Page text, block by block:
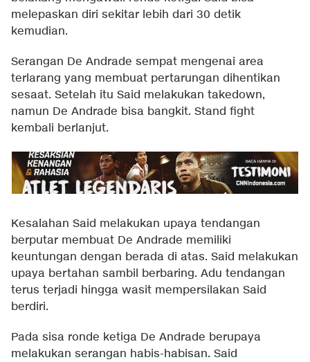
melepaskan diri sekitar lebih dari 30 detik
kemudian.
Serangan De Andrade sempat mengenai area
terlarang yang membuat pertarungan dihentikan
sesaat. Setelah itu Said melakukan takedown,
namun De Andrade bisa bangkit. Stand fight
kembali berlanjut.
Kesalahan Said melakukan upaya tendangan
berputar membuat De Andrade memiliki
keuntungan dengan berada di atas. Said melakukan
upaya bertahan sambil berbaring. Adu tendangan
terus terjadi hingga wasit mempersilakan Said
berdiri.
Pada sisa ronde ketiga De Andrade berupaya
melakukan serangan habis-habisan. Said